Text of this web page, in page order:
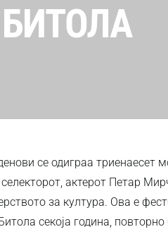
се одиграа триенаесет
актерот Петар
за култура. Ова е
секоја година,